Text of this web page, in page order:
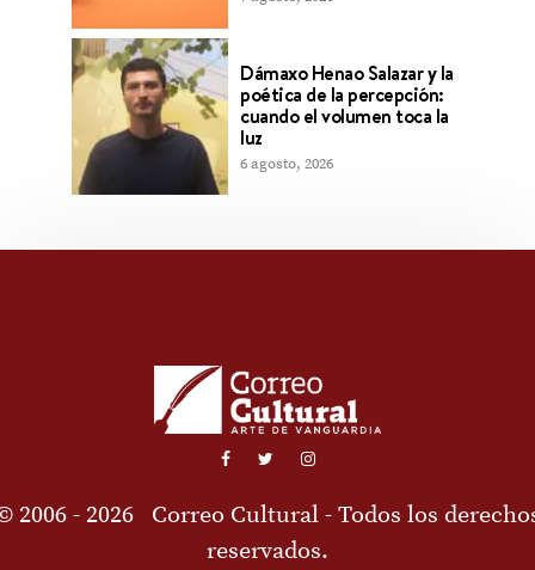
Dámaxo Henao Salazar y la
poética de la percepción:
cuando el volumen toca la
luz
6 agosto, 2026
2006 - 2026 Correo Cultural - Todos los
reservados.